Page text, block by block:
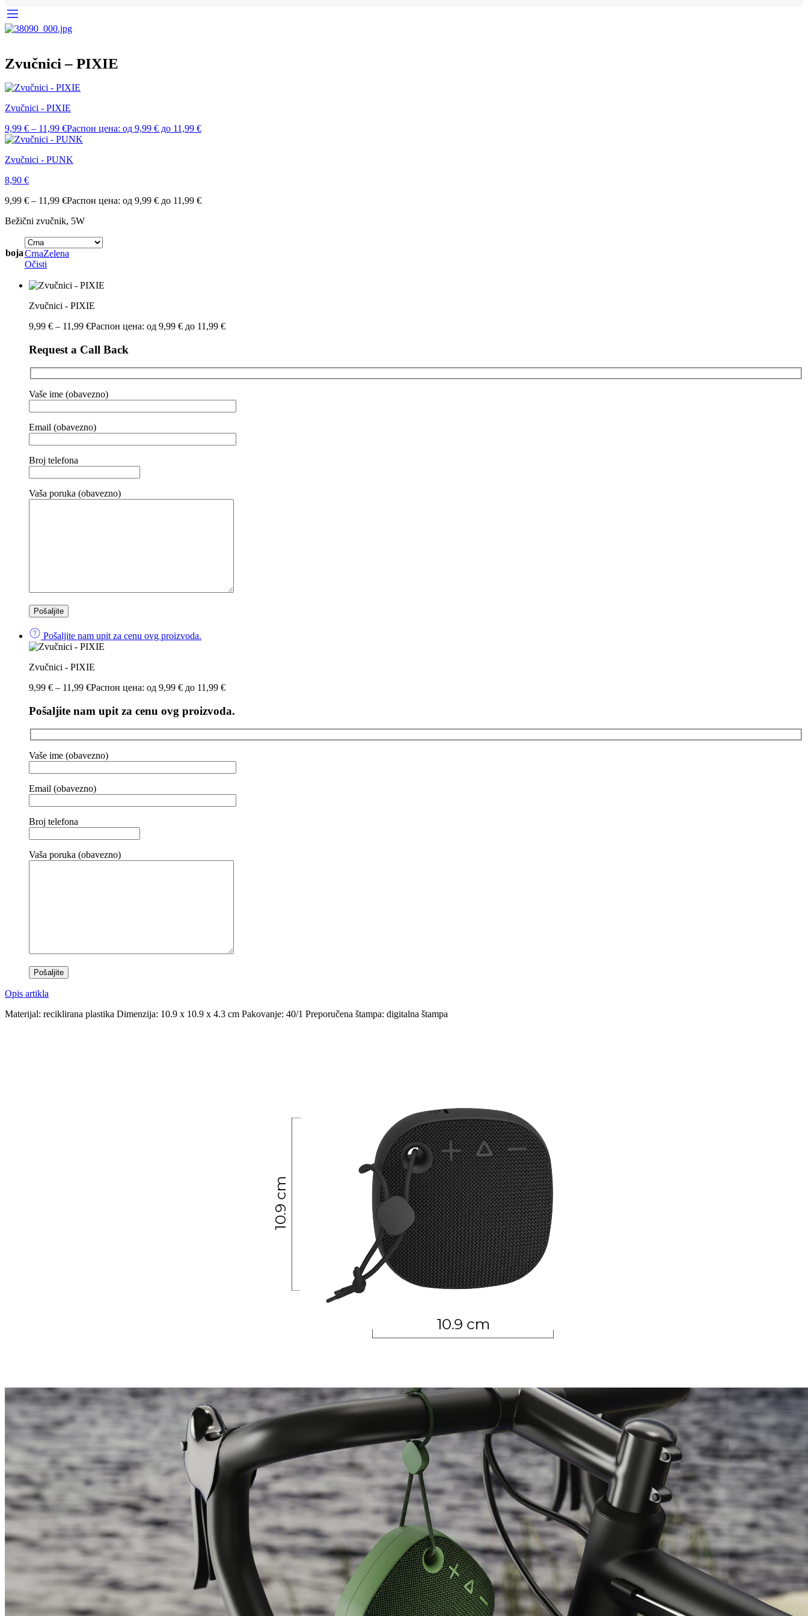
Zvučnici – PIXIE
Zvučnici - PIXIE
9,99 € – 11,99 €Распон цена: од 9,99 € до 11,99 €
Zvučnici - PUNK
8,90 €
9,99 € – 11,99 €Распон цена: од 9,99 € до 11,99 €
Bežični zvučnik, 5W
bojaCrnaZelena
Očisti
Zvučnici - PIXIE
9,99 € – 11,99 €Распон цена: од 9,99 € до 11,99 €
Request a Call Back
Vaše ime (obavezno)
Email (obavezno)
Broj telefona
Vaša poruka (obavezno)
Pošaljite nam upit za cenu ovg proizvoda.
Zvučnici - PIXIE
9,99 € – 11,99 €Распон цена: од 9,99 € до 11,99 €
Pošaljite nam upit za cenu ovg proizvoda.
Vaše ime (obavezno)
Email (obavezno)
Broj telefona
Vaša poruka (obavezno)
Opis artikla
Materijal: reciklirana plastika Dimenzija: 10.9 x 10.9 x 4.3 cm Pakovanje: 40/1 Preporučena štampa: digitalna štampa